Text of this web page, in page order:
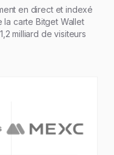
en direct et indexé
carte Bitget Wallet
milliard de visiteurs